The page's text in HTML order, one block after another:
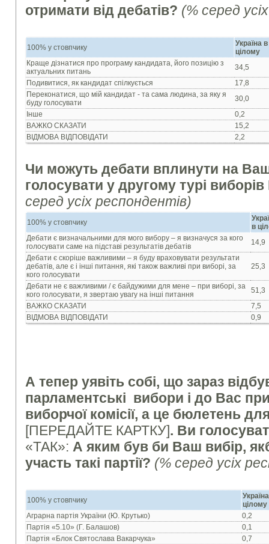
отримати від дебатів? (% серед
100% у стовпчику
Україна в
цілому
Краще дізнатися про програму кандидата, його позицію з
актуальних питань
34,5
Подивитися, як кандидат спілкується
17,8
Переконатися, що мій кандидат - та сама людина, за яку я
буду голосувати
30,0
Інше
0,2
ВАЖКО СКАЗАТИ
15,2
ВІДМОВА ВІДПОВІДАТИ
2,2
Чи можуть дебати вплинути на
голосувати у другому турі
серед усіх респондентів)
100% у стовпчику
в
Дебати є визначальними для мого вибору – я визначуся за кого
голосувати саме на підставі результатів дебатів
14,9
Дебати є скоріше важливими – я буду враховувати результати
дебатів, але є і інші питання, які також важливі при виборі, за
кого голосувати
25,3
Дебати не є важливими / є байдужими для мене – при виборі, за
кого голосувати, я звертаю увагу на інші питання
51,3
ВАЖКО СКАЗАТИ
7,5
ВІДМОВА ВІДПОВІДАТИ
0,9
А тепер уявіть собі, що зараз
парламентські вибори і до Вас
виборчої комісії, а це бюлетень
[ПЕРЕДАЙТЕ КАРТКУ]. Ви
«ТАК»: А яким був би Ваш вибір,
участь такі партії? (% серед усіх
100% у стовпчику
цілому
Аграрна партія України (Ю. Крутько)
0,2
Партія «5.10» (Г. Балашов)
0,1
Партія «Блок Святослава Вакарчука»
0,7